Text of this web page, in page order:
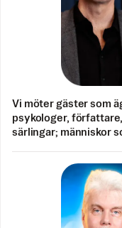
Vi möter gäster som
psykologer,
särlingar; människor